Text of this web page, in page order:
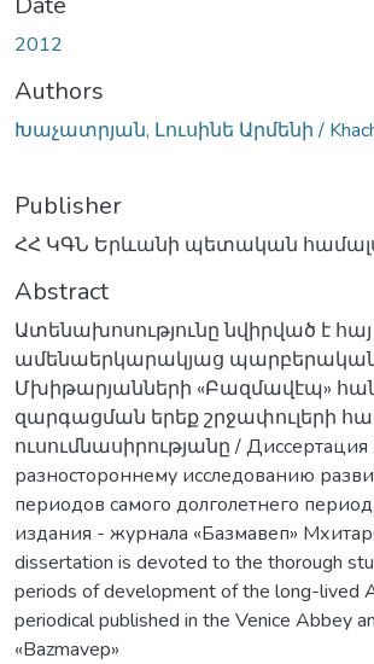
2012
Authors
Խաչատրյան, Լուսինե Արմենի /
Publisher
ՀՀ ԿԳՆ Երևանի պետական
Abstract
Ատենախոսությունը նվիրված է հայ
ամենաերկարակյաց
Մխիթարյանների «Բազմավէպ»
զարգացման երեք շրջափուլերի
ուսումնասիրությանը / Диссертация
разностороннему исследованию
периодов самого долголетнего
издания - журнала «Базмавеп»
dissertation is devoted to the thorough
periods of development of the long-lived
periodical published in the Venice Abbey
«Bazmavep»